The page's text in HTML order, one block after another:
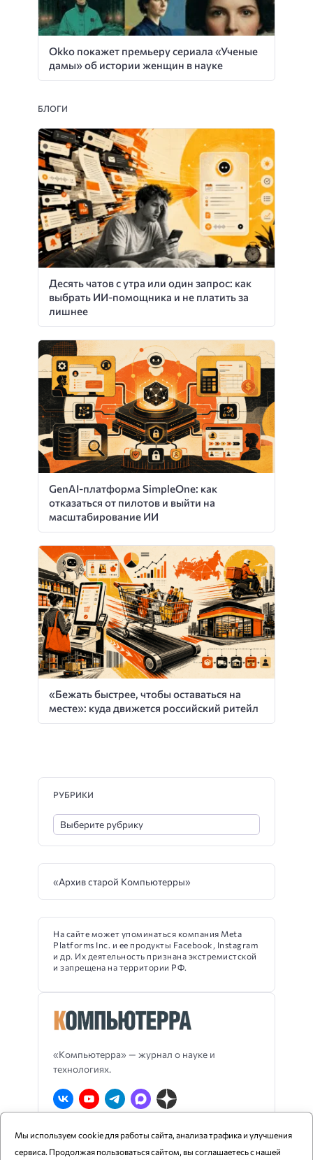
Okko покажет премьеру сериала «Ученые
дамы» об истории женщин в науке
БЛОГИ
Десять чатов с утра или один запрос: как
выбрать ИИ-помощника и не платить за
лишнее
GenAI-платформа SimpleOne: как
отказаться от пилотов и выйти на
масштабирование ИИ
«Бежать быстрее, чтобы оставаться на
месте»: куда движется российский ритейл
«Компьютерра» — журнал о науке и
технологиях.
О Компьютерре Блог издания
RSS
РУБРИКИ
«Архив старой Компьютерры»
На сайте может упоминаться компания Meta
Platforms Inc. и ее продукты Facebook, Instagram
и др. Их деятельность признана экстремистской
и запрещена на территории РФ.
Мы используем cookie для работы сайта, анализа трафика и улучшения
сервиса. Продолжая пользоваться сайтом, вы соглашаетесь с нашей